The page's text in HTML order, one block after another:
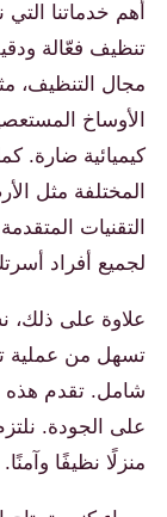
أهم خدماتنا
تنظيف فعّالة
مجال التنظيف،
الأوساخ
كيميائية ضارة.
المختلفة مثل
التقنيات
لجميع أفراد
علاوة على ذلك،
تسهل من عملية
شامل. تقدم هذه
على الجودة.
منزلًا نظيفًا وآمنًا.